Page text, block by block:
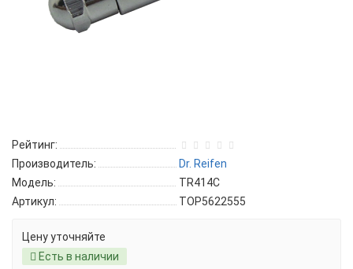
Рейтинг:
Производитель:
Dr. Reifen
Модель:
TR414C
Артикул:
TOP5622555
Цену уточняйте
Есть в наличии